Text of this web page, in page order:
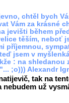
chtěl bych
Vám za krásné
jevišti během
těším, neboť
příjemnou,
jsem v
: na
;o))) Alexandr
tak na
nebudem už